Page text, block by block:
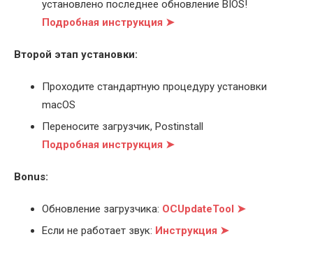
установлено последнее обновление BIOS!
Подробная инструкция ➤
Второй этап установки:
Проходите стандартную процедуру установки
macOS
Переносите загрузчик, Postinstall
Подробная инструкция ➤
Bonus:
Обновление загрузчика: OCUpdateTool ➤
Если не работает звук: Инструкция ➤